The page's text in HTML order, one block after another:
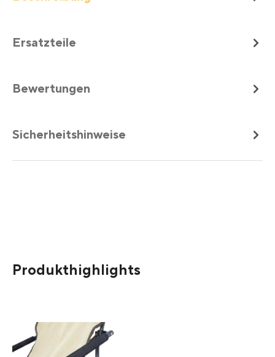
Ersatzteile
Bewertungen
Sicherheitshinweise
Produkthighlights